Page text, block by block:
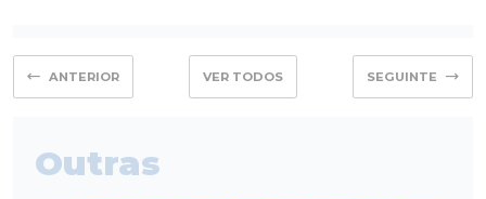
ANTERIOR VER TODOS SEGUINTE
Outras